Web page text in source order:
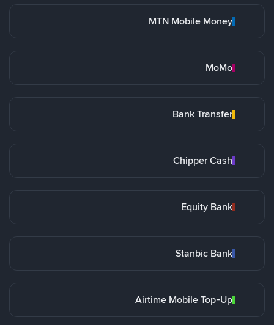
MTN Mobile Money
MoMo
Bank Transfer
Chipper Cash
Equity Bank
Stanbic Bank
Airtime Mobile Top-Up